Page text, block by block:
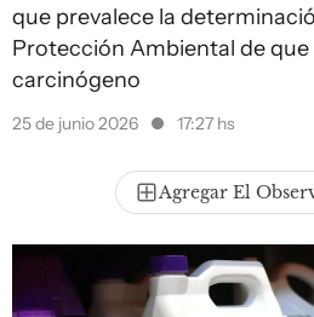
que prevalece la
Protección Ambiental de que
carcinógeno
25 de junio 2026 17:27 hs
Agregar El